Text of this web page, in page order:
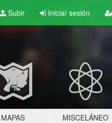
Subir Iniciar sesión
MAPAS MISCELÁNEO